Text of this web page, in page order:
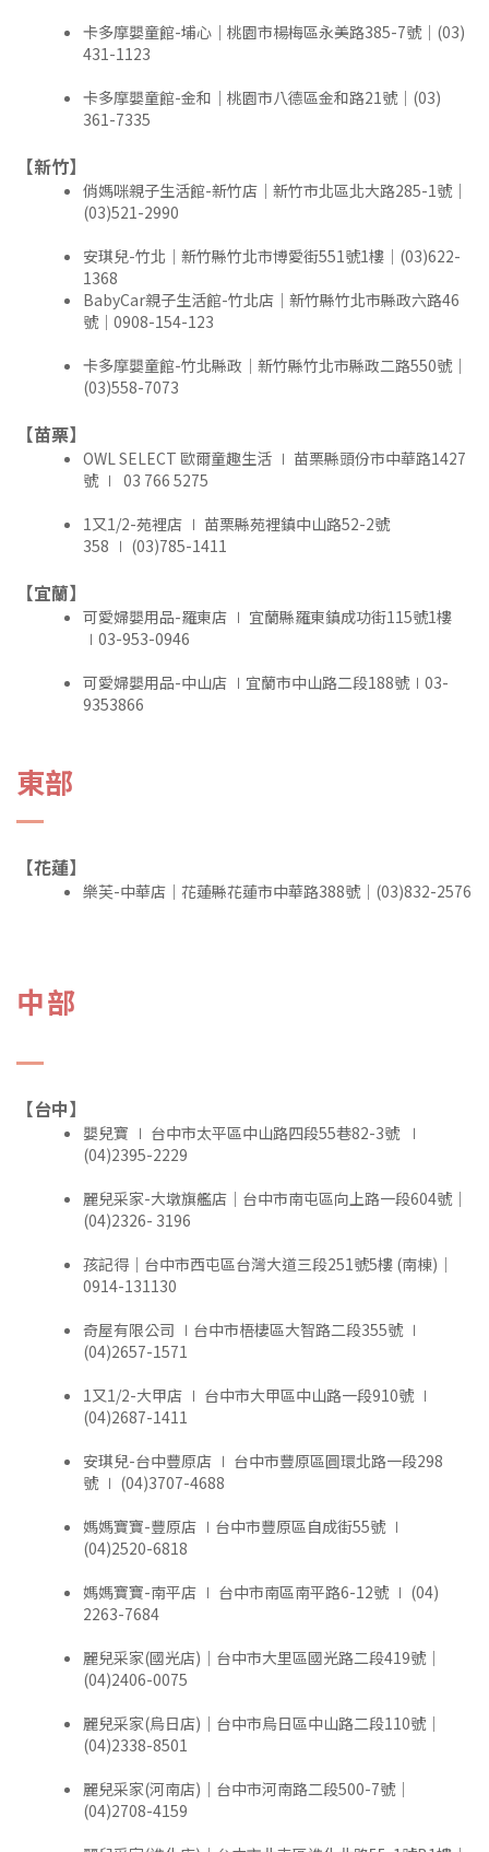
卡多摩嬰童館-埔心｜桃園市楊梅區永美路385-7號｜(03)
431-1123
卡多摩嬰童館-金和｜桃園市八德區金和路21號｜(03)
361-7335
【新竹】
俏媽咪親子生活館-新竹店｜新竹市北區北大路285-1號｜
(03)521-2990
安琪兒-竹北｜新竹縣竹北市博愛街551號1樓｜(03)622-
1368
BabyCar親子生活館-竹北店｜新竹縣竹北市縣政六路46
號｜0908-154-123
卡多摩嬰童館-竹北縣政｜新竹縣竹北市縣政二路550號｜
(03)558-7073
【苗栗】
OWL SELECT 歐爾童趣生活 ∣ 苗栗縣頭份市中華路1427
號 ∣ 03 766 5275
1又1/2-苑裡店 ∣ 苗栗縣苑裡鎮中山路52-2號
358 ∣ (03)785-1411
【宜蘭】
可愛婦嬰用品-羅東店 ∣ 宜蘭縣羅東鎮成功街115號1樓
∣03-953-0946
可愛婦嬰用品-中山店 ∣宜蘭市中山路二段188號∣03-
9353866
東部
【花蓮】
樂芙-中華店｜花蓮縣花蓮市中華路388號｜(03)832-2576
中部
【台中】
嬰兒寶 ∣ 台中市太平區中山路四段55巷82-3號 ∣
(04)2395-2229
麗兒采家-大墩旗艦店｜台中市南屯區向上路一段604號｜
(04)2326- 3196
孩記得｜台中市西屯區台灣大道三段251號5樓 (南棟)｜
0914-131130
奇屋有限公司 ∣台中市梧棲區大智路二段355號 ∣
(04)2657-1571
1又1/2-大甲店 ∣ 台中市大甲區中山路一段910號 ∣
(04)2687-1411
安琪兒-台中豐原店 ∣ 台中市豐原區圓環北路一段298
號 ∣ (04)3707-4688
媽媽寶寶-豐原店 ∣台中市豐原區自成街55號 ∣
(04)2520-6818
媽媽寶寶-南平店 ∣ 台中市南區南平路6-12號 ∣ (04)
2263-7684
麗兒采家(國光店)｜台中市大里區國光路二段419號｜
(04)2406-0075
麗兒采家(烏日店)｜台中市烏日區中山路二段110號｜
(04)2338-8501
麗兒采家(河南店)｜台中市河南路二段500-7號｜
(04)2708-4159